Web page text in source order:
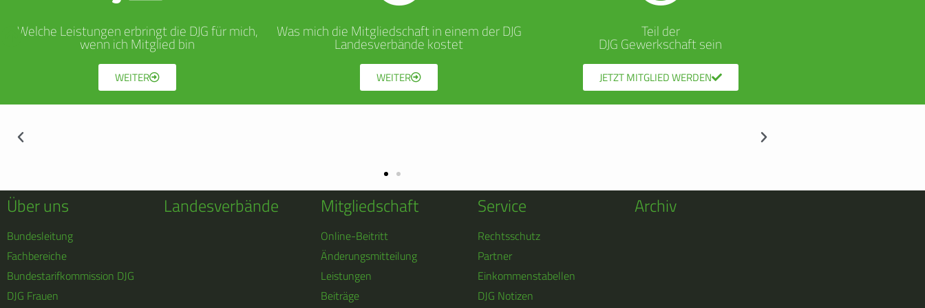
Welche Leistungen erbringt die DJG für mich,
wenn ich Mitglied bin
WEITER
Was mich die Mitgliedschaft in einem der DJG
Landesverbände kostet
WEITER
Teil der
DJG Gewerkschaft sein
JETZT MITGLIED WERDEN
Über uns
Bundesleitung
Fachbereiche
Bundestarifkommission DJG
DJG Frauen
Landesverbände Mitgliedschaft
Online-Beitritt
Änderungsmitteilung
Leistungen
Beiträge
Service
Rechtsschutz
Partner
Einkommenstabellen
DJG Notizen
Archiv